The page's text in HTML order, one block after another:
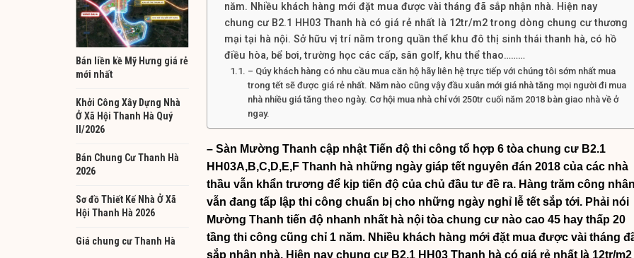
năm. Nhiều khách hàng mới đặt mua được vài tháng đã sắp nhận nhà. Hiện nay
chung cư B2.1 HH03 Thanh hà có giá rẻ nhất là 12tr/m2 trong dòng chung cư thương
mại tại hà nội. Sở hữu vị trí nằm trong quần thể khu đô thị sinh thái thanh hà, có hồ
điều hòa, bể bơi, trường học các cấp, sân golf, khu thể thao………
– Qúy khách hàng có nhu cầu mua căn hộ hãy liên hệ trực tiếp với chúng tôi sớm nhất mua
trong tết sẽ được giá rẻ nhất. Năm nào cũng vậy đầu xuân mới giá nhà tăng mọi người đi mua
nhà nhiều giá tăng theo ngày. Cơ hội mua nhà chỉ với 250tr cuối năm 2018 bàn giao nhà về ở
ngay.
– Sàn Mường Thanh cập nhật Tiến độ thi công tổ hợp 6 tòa chung cư B2.1
HH03A,B,C,D,E,F Thanh hà những ngày giáp tết nguyên đán 2018 của các nhà
thầu vẫn khẩn trương để kịp tiến độ của chủ đầu tư đề ra. Hàng trăm công
vẫn đang tấp lập thi công chuẩn bị cho những ngày nghỉ lễ tết sắp tới. Phải nói
Mường Thanh tiến độ nhanh nhất hà nội tòa chung cư nào cao 45 hay thấp 20
tầng thi công cũng chỉ 1 năm. Nhiều khách hàng mới đặt mua được vài tháng
sắp nhận nhà. Hiện nay chung cư B2.1 HH03 Thanh hàcó giá rẻ nhất là 12tr/m2
Bán liền kề Mỹ Hưng giá rẻ
mới nhất
Khởi Công Xây Dựng Nhà
Ở Xã Hội Thanh Hà Quý
II/2026
Bán Chung Cư Thanh Hà
2026
Sơ đồ Thiết Kế Nhà Ở Xã
Hội Thanh Hà 2026
Giá chung cư Thanh Hà